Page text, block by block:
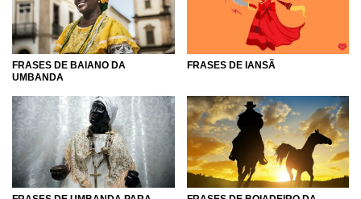
FRASES DE BAIANO DA
UMBANDA
FRASES DE IANSÃ